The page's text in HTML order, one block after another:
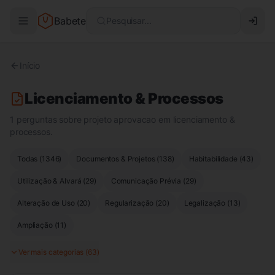
Babete Pesquisar...
Início
Licenciamento & Processos
1 perguntas sobre projeto aprovacao em licenciamento &
processos.
Todas (1346) Documentos & Projetos (138) Habitabilidade (43)
Utilização & Alvará (29) Comunicação Prévia (29)
Alteração de Uso (20) Regularização (20) Legalização (13)
Ampliação (11 )
Ver mais categorias (63)